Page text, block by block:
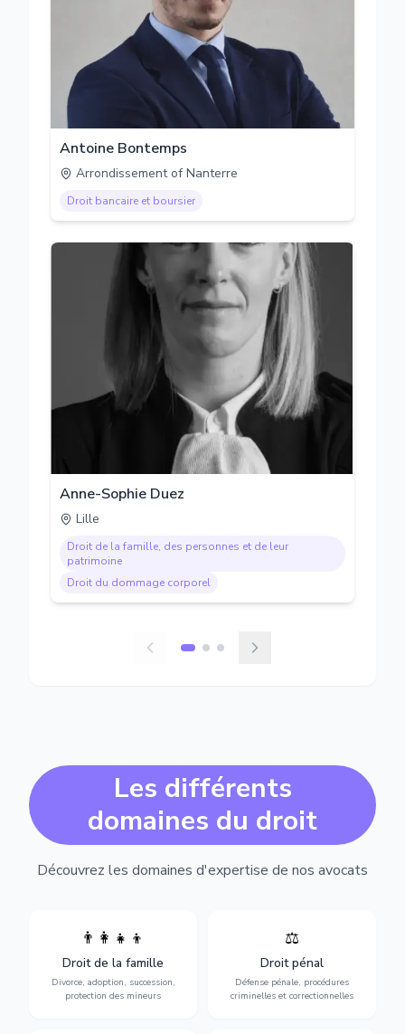
Antoine Bontemps
Arrondissement of Nanterre
Droit bancaire et boursier
Anne-Sophie Duez
Lille
Droit de la famille, des personnes et de leur
patrimoine
Droit du dommage corporel
Les différents
domaines du droit
Découvrez les domaines d'expertise de nos avocats
👨‍👩‍👧‍👦
Droit de la famille
Divorce, adoption, succession,
protection des mineurs
Divorce, garde d'enfants,
adoption, succession et
protection des personnes
vulnérables.
⚖️
Droit pénal
Défense pénale, procédures
criminelles et correctionnelles
Expertise en matière pénale,
vue jusqu'au procès, pour
toute affaire correctionnelle
ou criminelle.